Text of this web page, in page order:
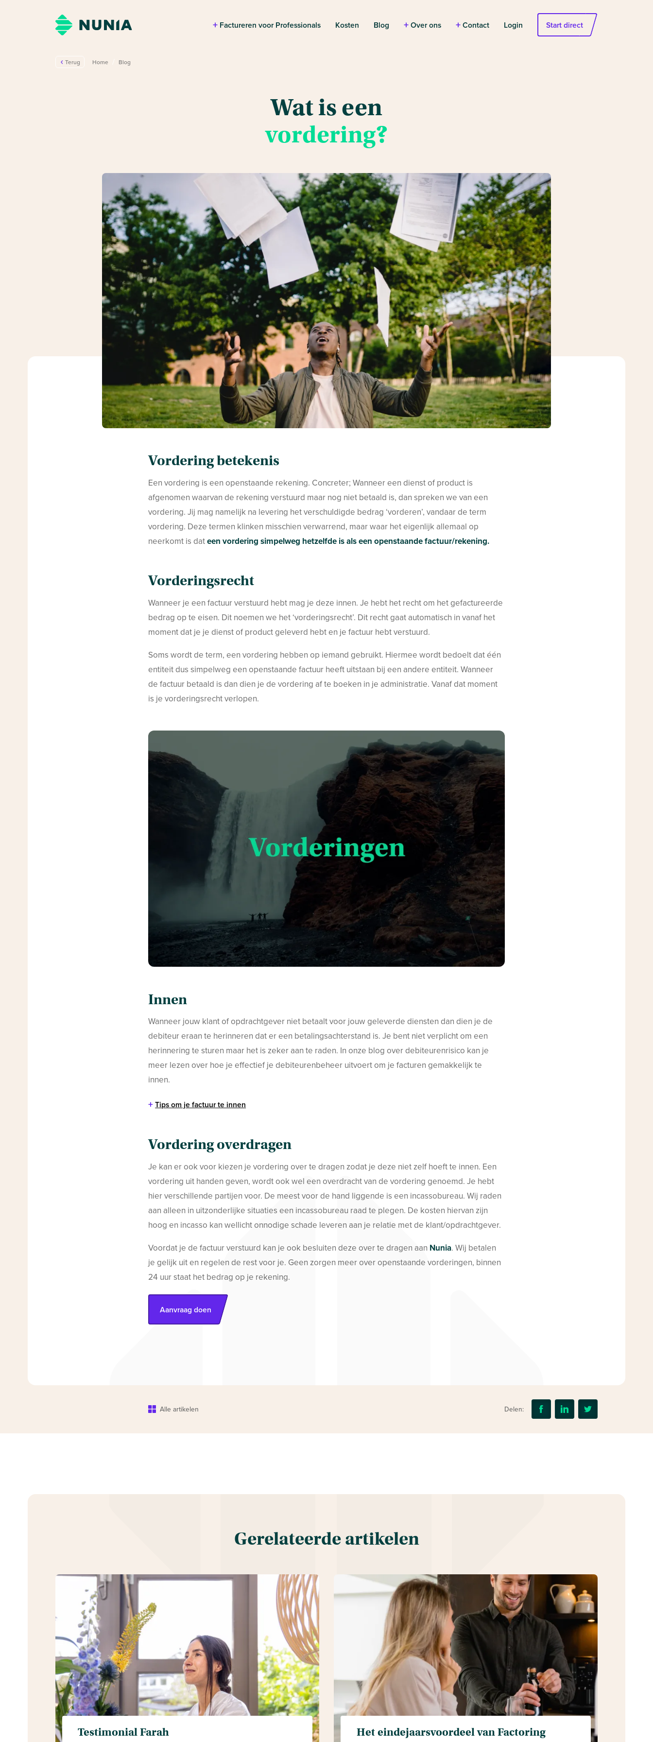
+ Factureren voor Professionals Kosten Blog +Over ons +Contact Login Start direct
Terug Home Blog
Wat is een
vordering?
Vordering betekenis
Een vordering is een openstaande rekening. Concreter; Wanneer een dienst of product is
afgenomen waarvan de rekening verstuurd maar nog niet betaald is, dan spreken we van een
vordering. Jij mag namelijk na levering het verschuldigde bedrag ‘vorderen’, vandaar de term
vordering. Deze termen klinken misschien verwarrend, maar waar het eigenlijk allemaal op
neerkomt is dateen vordering simpelweg hetzelfde is als een openstaande factuur/rekening.
Vorderingsrecht
Wanneer je een factuur verstuurd hebt mag je deze innen. Je hebt het recht om het gefactureerde
bedrag op te eisen. Dit noemen we het ‘vorderingsrecht’. Dit recht gaat automatisch in vanaf het
moment dat je je dienst of product geleverd hebt en je factuur hebt verstuurd.
Soms wordt de term, een vordering hebben op iemand gebruikt. Hiermee wordt bedoelt dat één
entiteit dus simpelweg een openstaande factuur heeft uitstaan bij een andere entiteit. Wanneer
de factuur betaald is dan dien je de vordering af te boeken in je administratie. Vanaf dat moment
is je vorderingsrecht verlopen.
Innen
Wanneer jouw klant of opdrachtgever niet betaalt voor jouw geleverde diensten dan dien je de
debiteur eraan te herinneren dat er een betalingsachterstand is. Je bent niet verplicht om een
herinnering te sturen maar het is zeker aan te raden. In onze blog over debiteurenrisico kan je
meer lezen over hoe je effectief je debiteurenbeheer uitvoert om je facturen gemakkelijk te
innen.
+Tips om je factuur te innen
Vordering overdragen
Je kan er ook voor kiezen je vordering over te dragen zodat je deze niet zelf hoeft te innen. Een
vordering uit handen geven, wordt ook wel een overdracht van de vordering genoemd. Je hebt
hier verschillende partijen voor. De meest voor de hand liggende is een incassobureau. Wij raden
aan alleen in uitzonderlijke situaties een incassobureau raad te plegen. De kosten hiervan zijn
hoog en incasso kan wellicht onnodige schade leveren aan je relatie met de klant/opdrachtgever.
Voordat je de factuur verstuurd kan je ook besluiten deze over te dragen aan Nunia. Wij betalen
je gelijk uit en regelen de rest voor je. Geen zorgen meer over openstaande vorderingen, binnen
24 uur staat het bedrag op je rekening.
Aanvraag doen
Alle artikelen Delen:
Gerelateerde artikelen
Testimonial Farah Het eindejaarsvoordeel van Factoring